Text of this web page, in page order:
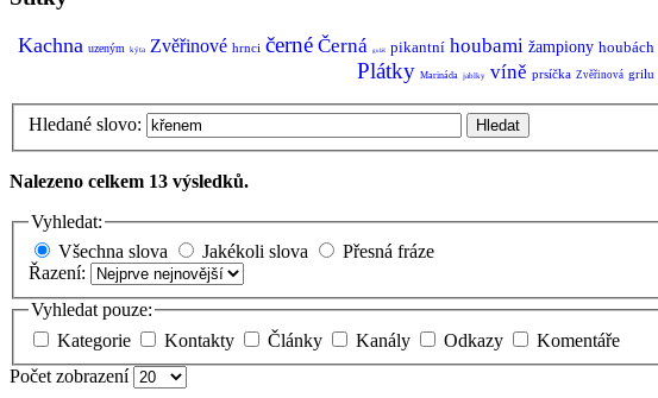
Kachna uzeným kýta Zvěřinové hrnci černé Černá guláš pikantní houbami žampiony houbách
Plátky Marináda jablky víně prsíčka Zvěřinová grilu
Hledané slovo: Hledat
Nalezeno celkem 13 výsledků.
Vyhledat:
Všechna slova
Jakékoli slova
Přesná fráze
Řazení:
Vyhledat pouze:
Kategorie
Kontakty Články Kanály Odkazy
Komentáře
Počet zobrazení